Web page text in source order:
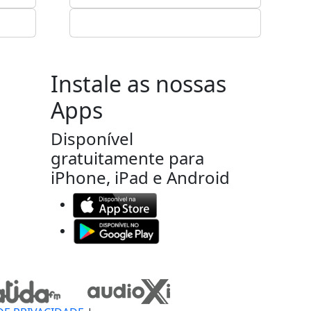
Instale as nossas
Apps
Disponível
gratuitamente para
iPhone, iPad e Android